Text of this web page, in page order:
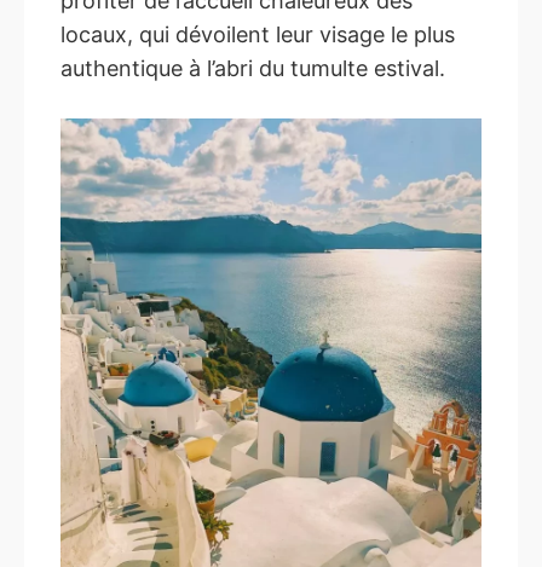
locaux, qui dévoilent leur visage le plus
authentique à l’abri du tumulte estival.